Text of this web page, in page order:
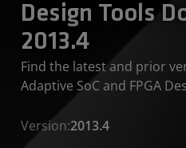
Design Tools
2013.4
Find the latest and prior
Adaptive SoC and FPGA
Version:2013.4